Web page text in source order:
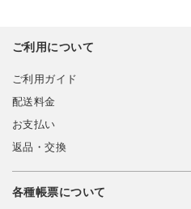
ご利用について
ご利用ガイド
配送料金
お支払い
返品・交換
各種帳票について